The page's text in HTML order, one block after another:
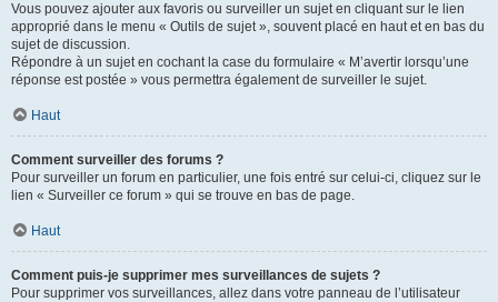
Vous pouvez ajouter aux favoris ou surveiller un sujet en cliquant sur le lien
approprié dans le menu « Outils de sujet », souvent placé en haut et en bas du
sujet de discussion.
Répondre à un sujet en cochant la case du formulaire « M’avertir lorsqu’une
réponse est postée » vous permettra également de surveiller le sujet.
Haut
Comment surveiller des forums ?
Pour surveiller un forum en particulier, une fois entré sur celui-ci, cliquez sur le
lien « Surveiller ce forum » qui se trouve en bas de page.
Haut
Comment puis-je supprimer mes surveillances de sujets ?
Pour supprimer vos surveillances, allez dans votre panneau de l’utilisateur